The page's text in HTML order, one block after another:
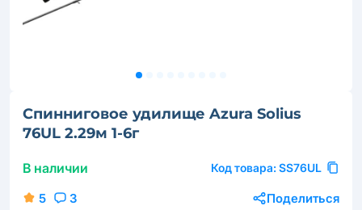
Спинниговое удилище Azura Solius
76UL 2.29м 1-6г
В наличии Код товара: SS76UL
5 3 Поделиться